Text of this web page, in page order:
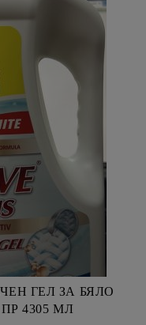
ГЕЛ ЗА БЯЛО
4305 МЛ